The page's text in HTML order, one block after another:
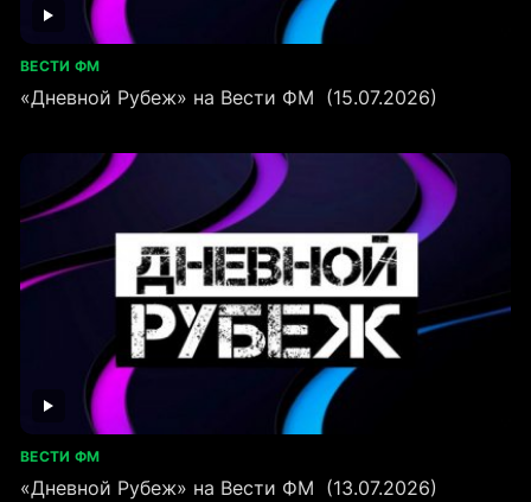
ВЕСТИ ФМ
«Дневной Рубеж» на Вести ФМ (15.07.2026)
ВЕСТИ ФМ
«Дневной Рубеж» на Вести ФМ (13.07.2026)